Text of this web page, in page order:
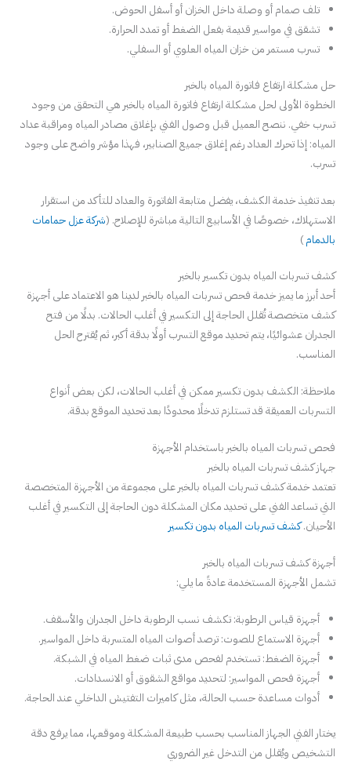
تلف صمام أو وصلة داخل الخزان أو أسفل الحوض.
تشقق في مواسير قديمة بفعل الضغط أو تمدد الحرارة.
تسرب مستمر من خزان المياه العلوي أو السفلي.
حل مشكلة ارتفاع فاتورة المياه بالخبر
الخطوة الأولى لحل مشكلة ارتفاع فاتورة المياه بالخبر هي التحقق من وجود
تسرب خفي. ننصح العميل قبل وصول الفني بإغلاق مصادر المياه ومراقبة عداد
المياه: إذا تحرك العداد رغم إغلاق جميع الصنابير، فهذا مؤشر واضح على وجود
تسرب.
بعد تنفيذ خدمة الكشف، يفضل متابعة الفاتورة والعداد للتأكد من استقرار
الاستهلاك، خصوصًا في الأسابيع التالية مباشرة للإصلاح. (شركة عزل حمامات
بالدمام)
كشف تسربات المياه بدون تكسير بالخبر
أحد أبرز ما يميز خدمة فحص تسربات المياه بالخبر لدينا هو الاعتماد على أجهزة
كشف متخصصة تُقلل الحاجة إلى التكسير في أغلب الحالات. بدلًا من فتح
الجدران عشوائيًا، يتم تحديد موقع التسرب أولًا بدقة أكبر، ثم يُقترح الحل
المناسب.
ملاحظة: الكشف بدون تكسير ممكن في أغلب الحالات، لكن بعض أنواع
التسربات العميقة قد تستلزم تدخلًا محدودًا بعد تحديد الموقع بدقة.
فحص تسربات المياه بالخبر باستخدام الأجهزة
جهاز كشف تسربات المياه بالخبر
تعتمد خدمة كشف تسربات المياه بالخبر على مجموعة من الأجهزة المتخصصة
التي تساعد الفني على تحديد مكان المشكلة دون الحاجة إلى التكسير في أغلب
الأحيان.كشف تسربات المياه بدون تكسير
أجهزة كشف تسربات المياه بالخبر
تشمل الأجهزة المستخدمة عادةً ما يلي:
أجهزة قياس الرطوبة: تكشف نسب الرطوبة داخل الجدران والأسقف.
أجهزة الاستماع للصوت: ترصد أصوات المياه المتسربة داخل المواسير.
أجهزة الضغط: تستخدم لفحص مدى ثبات ضغط المياه في الشبكة.
أجهزة فحص المواسير: لتحديد مواقع الشقوق أو الانسدادات.
أدوات مساعدة حسب الحالة، مثل كاميرات التفتيش الداخلي عند الحاجة.
يختار الفني الجهاز المناسب بحسب طبيعة المشكلة وموقعها، مما يرفع دقة
التشخيص ويُقلل من التدخل غير الضروري